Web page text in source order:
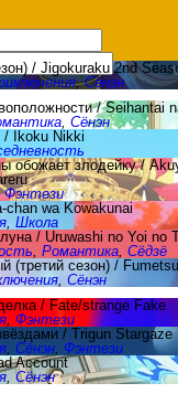
/ Jigokuraku 2nd
,Сёнэн
/ Seihantai
, Сёнэн
/ Ikoku Nikki
обожает злодейку /
Фэнтези
chan wa Kowakunai
, Школа
/ Uruwashi no Yoi no
, Романтика, Сёдзё
(третий сезон) /
, Сёнэн
/ Fate/strange Fake
, Фэнтези
/ Trigun Stargaze
, Сёнэн, Фэнтези
Account
, Сёнэн